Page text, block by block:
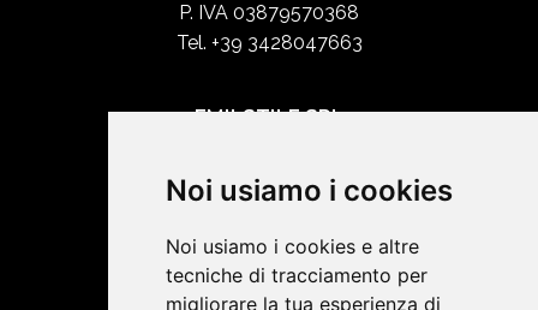
Noi usiamo i cookies
Noi usiamo i cookies e altre
tecniche di tracciamento per
migliorare la tua esperienza di
P. IVA 03879570368
Tel. +39 3428047663
EMILSTILE SRL
Shop Online
SOCIAL NETWORK